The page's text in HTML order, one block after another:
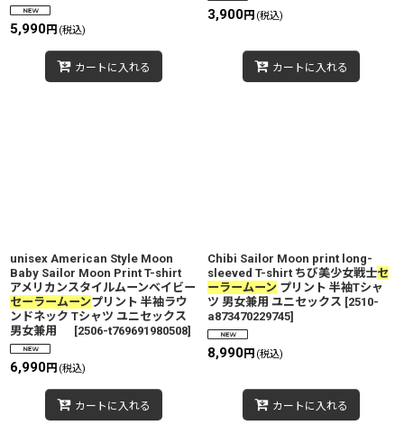
5,990円 (税込)
カートに入れる
3,900円 (税込)
カートに入れる
unisex American Style Moon
Baby Sailor Moon Print T-shirt
アメリカンスタイルムーンベイビー
セーラームーンプリント 半袖ラウ
ンドネック Tシャツ ユニセックス
男女兼用
[2506-t769691980508]
6,990円 (税込)
カートに入れる
Chibi Sailor Moon print long-
sleeved T-shirt ちび美少女戦士セ
ーラームーン プリント 半袖Tシャ
ツ 男女兼用 ユニセックス [2510-
a873470229745]
8,990円 (税込)
カートに入れる